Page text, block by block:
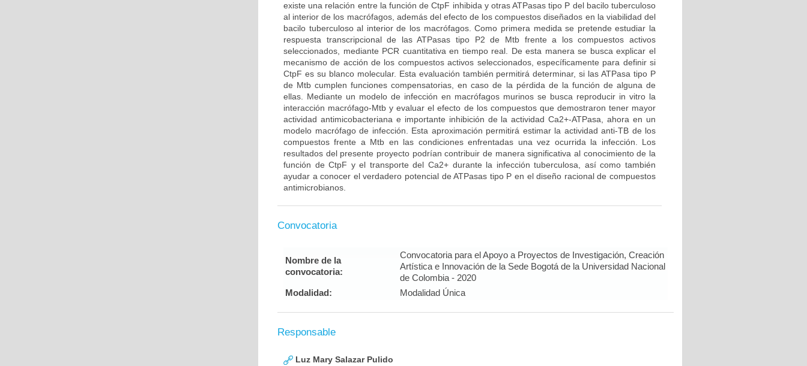
existe una relación entre la función de CtpF inhibida y otras ATPasas tipo P del bacilo tuberculoso
al interior de los macrófagos, además del efecto de los compuestos diseñados en la viabilidad del
bacilo tuberculoso al interior de los macrófagos. Como primera medida se pretende estudiar la
respuesta transcripcional de las ATPasas tipo P2 de Mtb frente a los compuestos activos
seleccionados, mediante PCR cuantitativa en tiempo real. De esta manera se busca explicar el
mecanismo de acción de los compuestos activos seleccionados, específicamente para definir si
CtpF es su blanco molecular. Esta evaluación también permitirá determinar, si las ATPasa tipo P
de Mtb cumplen funciones compensatorias, en caso de la pérdida de la función de alguna de
ellas. Mediante un modelo de infección en macrófagos murinos se busca reproducir in vitro la
interacción macrófago-Mtb y evaluar el efecto de los compuestos que demostraron tener mayor
actividad antimicobacteriana e importante inhibición de la actividad Ca2+-ATPasa, ahora en un
modelo macrófago de infección. Esta aproximación permitirá estimar la actividad anti-TB de los
compuestos frente a Mtb en las condiciones enfrentadas una vez ocurrida la infección. Los
resultados del presente proyecto podrían contribuir de manera significativa al conocimiento de la
función de CtpF y el transporte del Ca2+ durante la infección tuberculosa, así como también
ayudar a conocer el verdadero potencial de ATPasas tipo P en el diseño racional de compuestos
antimicrobianos.
Convocatoria
Nombre de la
convocatoria:
Convocatoria para el Apoyo a Proyectos de Investigación, Creación
Artística e Innovación de la Sede Bogotá de la Universidad Nacional
de Colombia - 2020
Modalidad:
Modalidad Única
Responsable
Luz Mary Salazar Pulido